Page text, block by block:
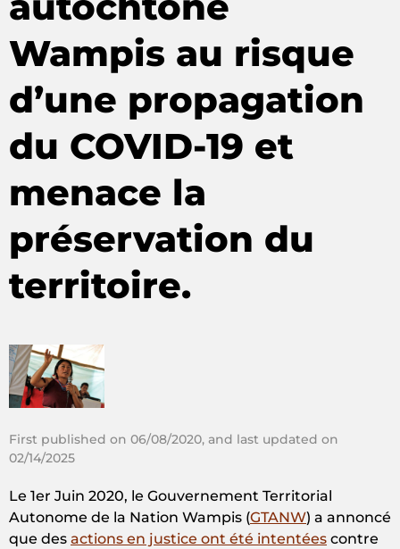
Wampis au risque
d’une propagation
du COVID-19 et
menace la
préservation du
territoire.
First published on 06/08/2020, and last updated on
02/14/2025
Le 1er Juin 2020, le Gouvernement Territorial
Autonome de la Nation Wampis (GTANW) a annoncé
que des actions en justice ont été intentées contre